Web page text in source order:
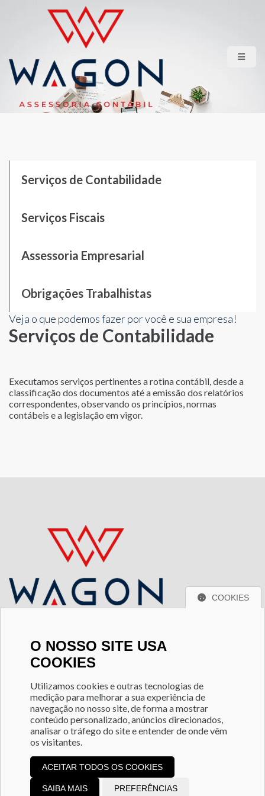
SERVIÇOS
LGPD
CONTATO
Serviços de Contabilidade
Serviços Fiscais
Assessoria Empresarial
Obrigações Trabalhistas
Veja o que podemos fazer por você e sua empresa!
Serviços de Contabilidade
Executamos serviços pertinentes a rotina contábil, desde a
classificação dos documentos até a emissão dos relatórios
correspondentes, observando os princípios, normas
contábeis e a legislação em vigor.
Praça Padre João Álvares, n 185 , salas - 15/17/18 Centro
Itaquaquecetuba - SP - CEP. 08570-050
Entre em contato
(11) 9 4720-6305
(11) 9 7874-5876
diretoria@wagoncontabilidade.com.br
Redes Sociais
COOKIES
O NOSSO SITE USA
COOKIES
Utilizamos cookies e outras tecnologias de
medição para melhorar a sua experiência de
navegação no nosso site, de forma a mostrar
conteúdo personalizado, anúncios direcionados,
analisar o tráfego do site e entender de onde vêm
os visitantes.
ACEITAR TODOS OS COOKIES
SAIBA MAIS PREFERÊNCIAS